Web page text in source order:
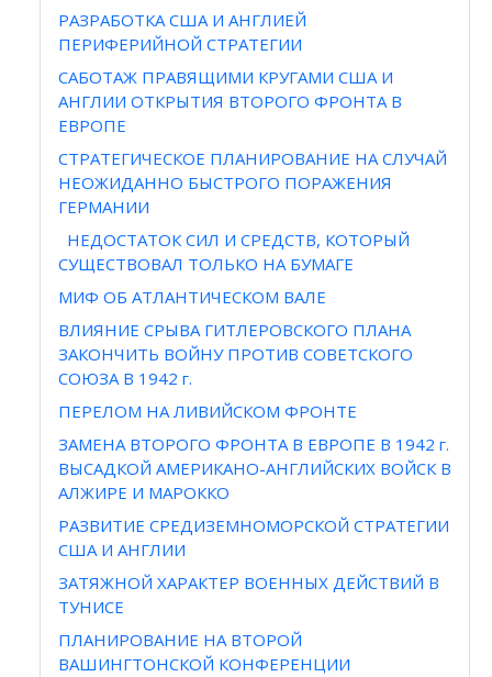
РАЗРАБОТКА США И АНГЛИЕЙ
ПЕРИФЕРИЙНОЙ СТРАТЕГИИ
САБОТАЖ ПРАВЯЩИМИ КРУГАМИ США И
АНГЛИИ ОТКРЫТИЯ ВТОРОГО ФРОНТА В
ЕВРОПЕ
СТРАТЕГИЧЕСКОЕ ПЛАНИРОВАНИЕ НА СЛУЧАЙ
НЕОЖИДАННО БЫСТРОГО ПОРАЖЕНИЯ
ГЕРМАНИИ
НЕДОСТАТОК СИЛ И СРЕДСТВ, КОТОРЫЙ
СУЩЕСТВОВАЛ ТОЛЬКО НА БУМАГЕ
МИФ ОБ АТЛАНТИЧЕСКОМ ВАЛЕ
ВЛИЯНИЕ СРЫВА ГИТЛЕРОВСКОГО ПЛАНА
ЗАКОНЧИТЬ ВОЙНУ ПРОТИВ СОВЕТСКОГО
СОЮЗА В 1942 г.
ПЕРЕЛОМ НА ЛИВИЙСКОМ ФРОНТЕ
ЗАМЕНА ВТОРОГО ФРОНТА В ЕВРОПЕ В 1942 г.
ВЫСАДКОЙ АМЕРИКАНО-АНГЛИЙСКИХ ВОЙСК В
АЛЖИРЕ И МАРОККО
РАЗВИТИЕ СРЕДИЗЕМНОМОРСКОЙ СТРАТЕГИИ
США И АНГЛИИ
ЗАТЯЖНОЙ ХАРАКТЕР ВОЕННЫХ ДЕЙСТВИЙ В
ТУНИСЕ
ПЛАНИРОВАНИЕ НА ВТОРОЙ
ВАШИНГТОНСКОЙ КОНФЕРЕНЦИИ